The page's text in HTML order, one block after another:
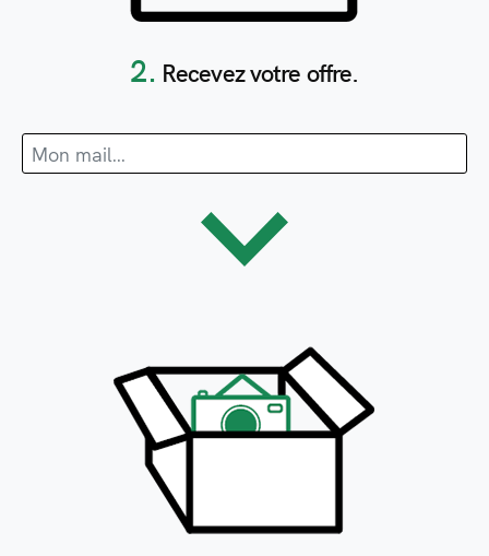
2. Recevez votre offre.